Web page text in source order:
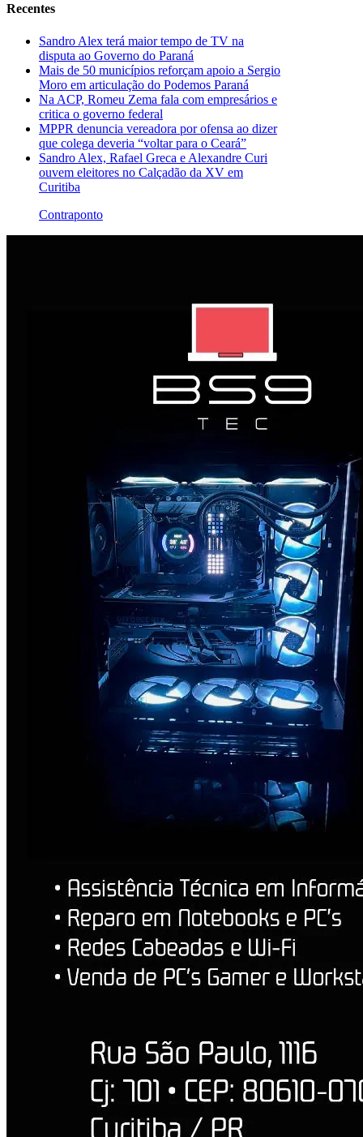
Recentes
Sandro Alex terá maior tempo de TV na
disputa ao Governo do Paraná
Mais de 50 municípios reforçam apoio a Sergio
Moro em articulação do Podemos Paraná
Na ACP, Romeu Zema fala com empresários e
critica o governo federal
MPPR denuncia vereadora por ofensa ao dizer
que colega deveria “voltar para o Ceará”
Sandro Alex, Rafael Greca e Alexandre Curi
ouvem eleitores no Calçadão da XV em
Curitiba
Contraponto